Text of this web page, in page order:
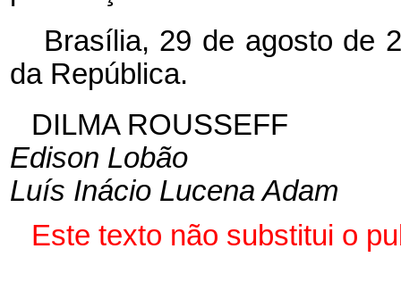
Brasília, 29 de agosto de
da República.
DILMA ROUSSEFF
Edison Lobão
Luís Inácio Lucena Adam
Este texto não substitui o